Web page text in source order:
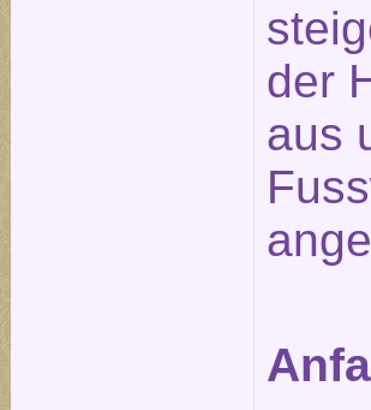
der
aus